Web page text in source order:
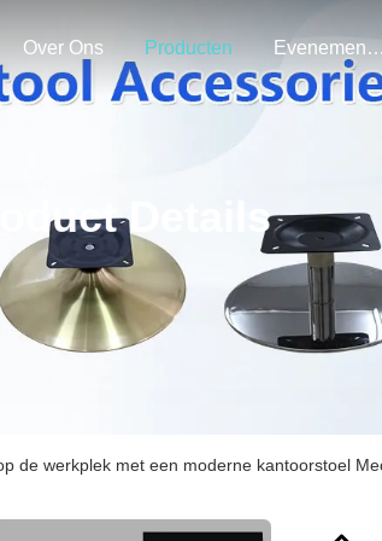
Over Ons Producten
Details
de werkplek met een moderne kantoorstoel